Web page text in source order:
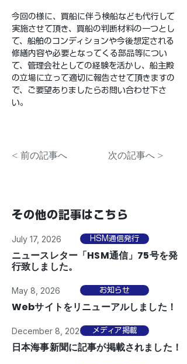
今回の様に、買船に伴う検船なども代行して
実施させて頂き、買船の判断材料の一つとし
て、船舶のコンディションや今後想定される
修繕内容や必要となってくる部品等につい
て、管理会社としての経験を活かし、船主殿
の立場に立って適切に報告させて頂きますの
で、ご要望ありましたらお問い合わせ下さ
い。
< 前の記事へ 次の記事へ >
その他の記事はこちら
July 17, 2026 HSM通信発行
ニュースレター「HSM通信」75号を発
行致しました。
May 8, 2026 お知らせ
Webサイトをリニューアルしました！
December 8, 2025 メディア掲載
日本海事新聞に記事が掲載されました！